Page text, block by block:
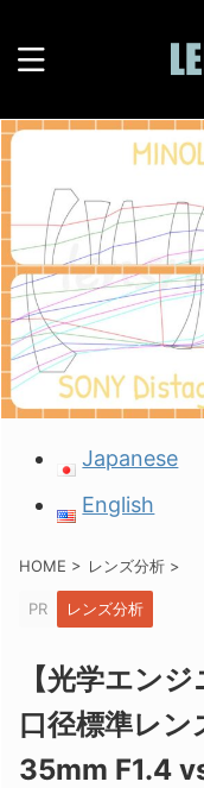
Japanese
English
HOME > レンズ分析 >
PR レンズ分析
【光学エン
口径標準レ
35mm F1.4